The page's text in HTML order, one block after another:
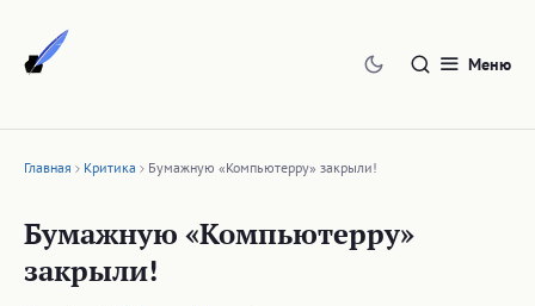
содержимому
Меню
Главная Критика Бумажную «Компьютерру» закрыли!
Бумажную «Компьютерру»
закрыли!